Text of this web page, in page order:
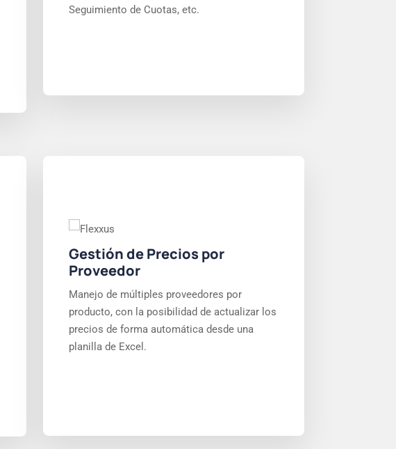
Seguimiento de Cuotas, etc.
Gestión de Precios por
Proveedor
Manejo de múltiples proveedores por
producto, con la posibilidad de actualizar los
precios de forma automática desde una
planilla de Excel.